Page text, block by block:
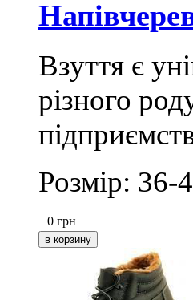
Взуття є
різного
Розмір: 36-
0 грн